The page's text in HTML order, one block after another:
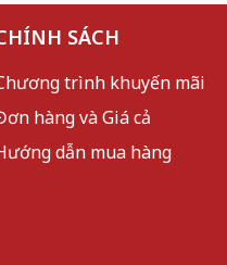
SÁCH
trình khuyến mãi
hàng và Giá cả
dẫn mua hàng